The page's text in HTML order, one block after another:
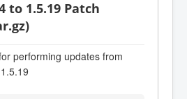
to 1.5.19 Patch
performing updates from